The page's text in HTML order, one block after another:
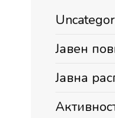
Јавен
Јавна